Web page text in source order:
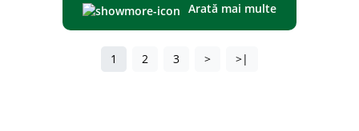
Arată mai multe
1 2 3 > >|